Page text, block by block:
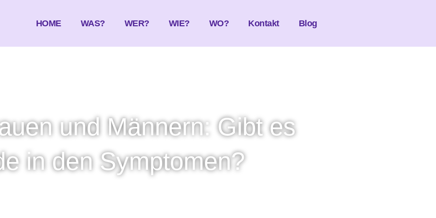
HOME WAS? WER? WIE? WO? Kontakt Blog
und Männern: Gibt es
in den Symptomen?